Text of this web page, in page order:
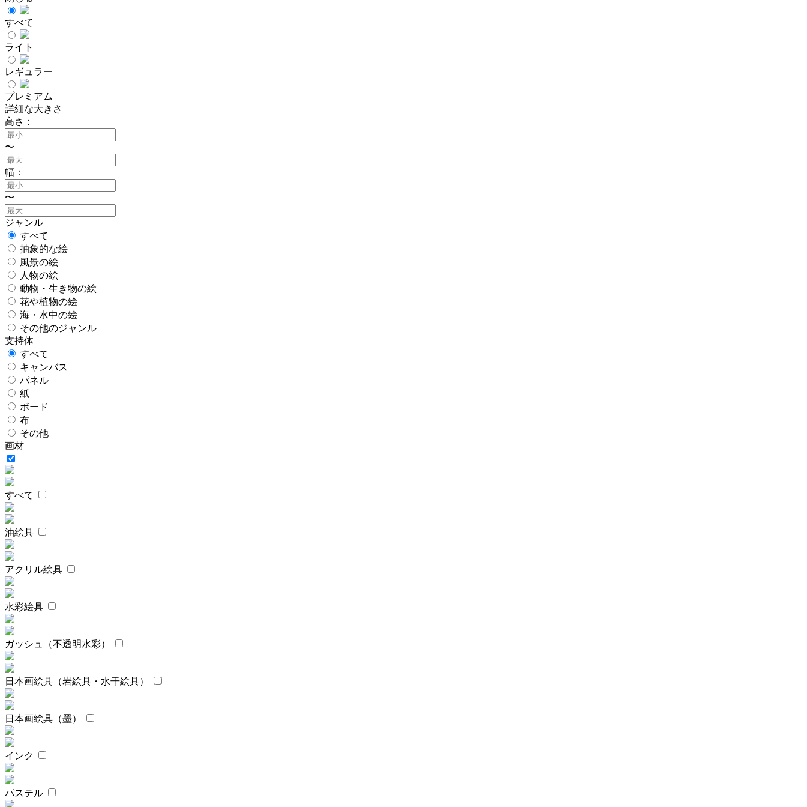
すべて
ライト
レギュラー
プレミアム
詳細な大きさ
高さ：
〜
幅：
〜
ジャンル
すべて
抽象的な絵
風景の絵
人物の絵
動物・生き物の絵
花や植物の絵
海・水中の絵
その他のジャンル
支持体
すべて
キャンバス
パネル
紙
ボード
布
その他
画材
すべて
油絵具
アクリル絵具
水彩絵具
ガッシュ（不透明水彩）
日本画絵具（岩絵具・水干絵具）
日本画絵具（墨）
インク
パステル